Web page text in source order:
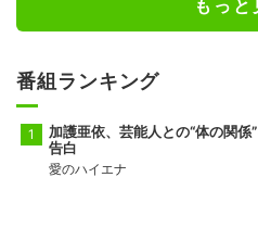
もっと
番組ランキング
加護亜依、芸能人との“体の関係
告白
愛のハイエナ